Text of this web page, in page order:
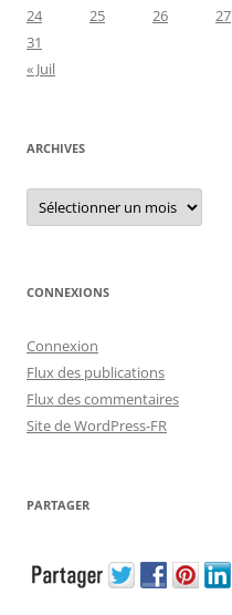
24
25 26 27
31
« Juil
ARCHIVES
Archives
CONNEXIONS
Connexion
Flux des publications
Flux des commentaires
Site de WordPress-FR
PARTAGER